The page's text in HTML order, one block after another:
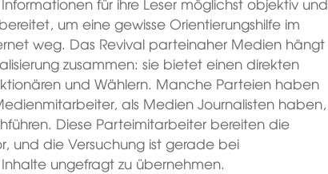
um eine gewisse Orientierungshilfe im
weg. Das Revival parteinaher Medien hängt
zusammen: sie bietet einen direkten
und Wählern. Manche Parteien haben
als Medien Journalisten haben,
Diese Parteimitarbeiter bereiten die
und die Versuchung ist gerade bei
ungefragt zu übernehmen.